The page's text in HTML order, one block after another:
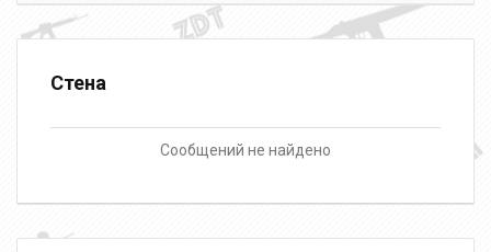
Стена
Сообщений не найдено